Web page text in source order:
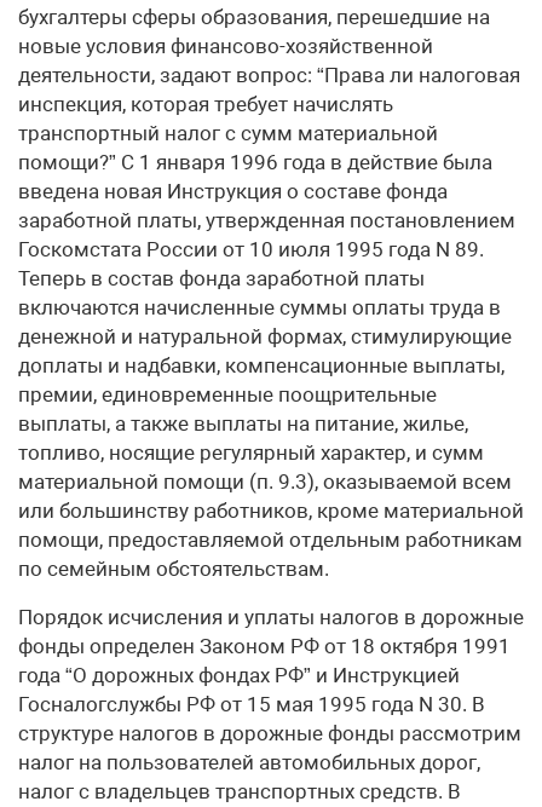
бухгалтеры сферы образования, перешедшие на
новые условия финансово-хозяйственной
деятельности, задают вопрос: “Права ли налоговая
инспекция, которая требует начислять
транспортный налог с сумм материальной
помощи?” С 1 января 1996 года в действие была
введена новая Инструкция о составе фонда
заработной платы, утвержденная постановлением
Госкомстата России от 10 июля 1995 года N 89.
Теперь в состав фонда заработной платы
включаются начисленные суммы оплаты труда в
денежной и натуральной формах, стимулирующие
доплаты и надбавки, компенсационные выплаты,
премии, единовременные поощрительные
выплаты, а также выплаты на питание, жилье,
топливо, носящие регулярный характер, и сумм
материальной помощи (п. 9.3), оказываемой всем
или большинству работников, кроме материальной
помощи, предоставляемой отдельным работникам
по семейным обстоятельствам.
Порядок исчисления и уплаты налогов в дорожные
фонды определен Законом РФ от 18 октября 1991
года “О дорожных фондах РФ” и Инструкцией
Госналогслужбы РФ от 15 мая 1995 года N 30. В
структуре налогов в дорожные фонды рассмотрим
налог на пользователей автомобильных дорог,
налог с владельцев транспортных средств. В